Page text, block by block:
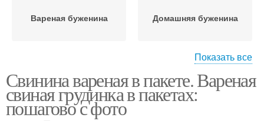
Вареная буженина Домашняя буженина
условиях
Показать все
Свинина вареная в пакете. Вареная
свиная грудинка в пакетах:
пошагово с фото